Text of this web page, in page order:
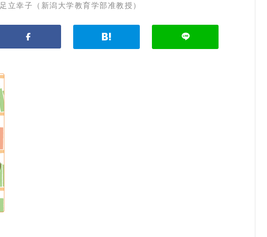
足立幸子（新潟大学教育学部准教授）